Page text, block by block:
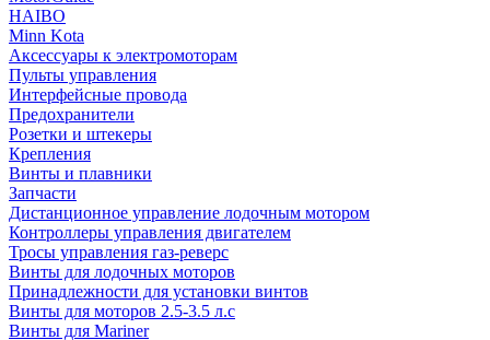
HAIBO
Minn Kota
Аксессуары к электромоторам
Пульты управления
Интерфейсные провода
Предохранители
Розетки и штекеры
Крепления
Винты и плавники
Запчасти
Дистанционное управление лодочным мотором
Контроллеры управления двигателем
Тросы управления газ-реверс
Винты для лодочных моторов
Принадлежности для установки винтов
Винты для моторов 2.5-3.5 л.с
Винты для Mariner